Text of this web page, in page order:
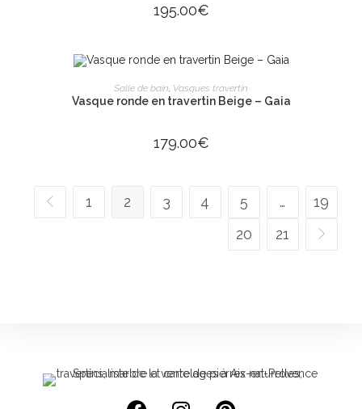
195.00€
AJOUTER AU PANIER
Salle de bain Vasques travertin
Vasque ronde en travertin Beige – Gaia
179.00€
1 2 3 4 5 …
19
20
21